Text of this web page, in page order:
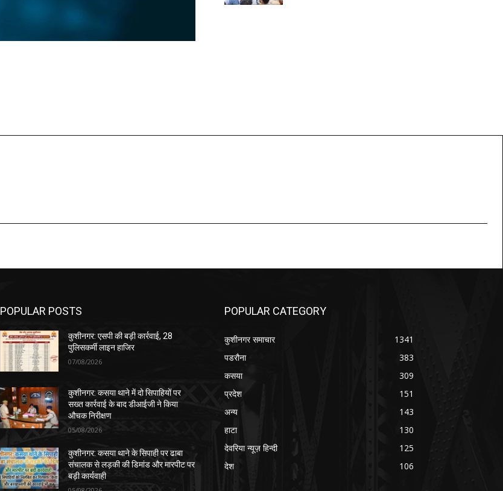
POPULAR POSTS
कुशीनगर: एसपी की बड़ी कार्रवाई, 28
पुलिसकर्मी लाइन हाजिर
07/08/2026
कुशीनगर: कसया थाने में दो सिपाहियों पर
सख्त कार्रवाई के बाद डीआईजी ने किया
औचक निरीक्षण
05/08/2026
कुशीनगर: कसया थाने के सिपाही पर ढाबा
संचालक से लड़की की डिमांड और मारपीट पर
बड़ी कार्यवाही
POPULAR CATEGORY
कुशीनगर समाचार
1341
पडरौना
383
कसया
309
प्रदेश
151
अन्य
143
हाटा
130
देवरिया न्यूज़ हिन्दी
125
देश
106